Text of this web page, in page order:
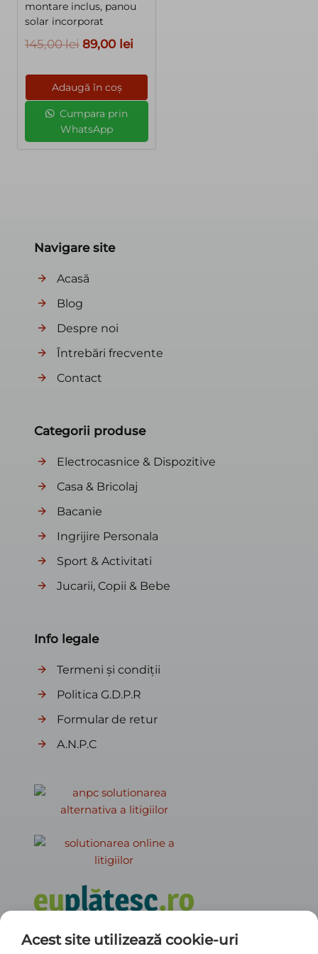
montare inclus, panou
solar incorporat
145,00lei Prețul
a
fost:
145,00 lei.
89,00 lei
89,00 lei.
Adaugă în coș
Cumpara prin
WhatsApp
Navigare site
Acasă
Blog
Despre noi
Întrebări frecvente
Contact
Categorii produse
Electrocasnice & Dispozitive
Casa & Bricolaj
Bacanie
Ingrijire Personala
Sport & Activitati
Jucarii, Copii & Bebe
Info legale
Termeni și condiții
Politica G.D.P.R
Formular de retur
A.N.P.C
Info contact
Acest site utilizează cookie-uri